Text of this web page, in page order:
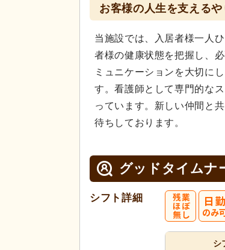
お客様の人生を支える
当施設では、入居者様一人
者様の健康状態を把握し、
ミュニケーションを大切に
す。看護師として専門的な
っています。新しい仲間と
待ちしております。
グッドタイムナ
シフト詳細
シ